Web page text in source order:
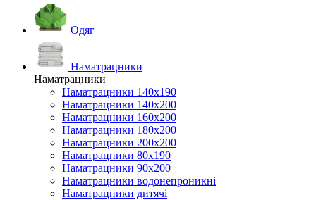
Одяг
Наматрацники
Наматрацники
Наматрацники 140х190
Наматрацники 140х200
Наматрацники 160х200
Наматрацники 180х200
Наматрацники 200х200
Наматрацники 80х190
Наматрацники 90х200
Наматрацники водонепроникні
Наматрацники дитячі